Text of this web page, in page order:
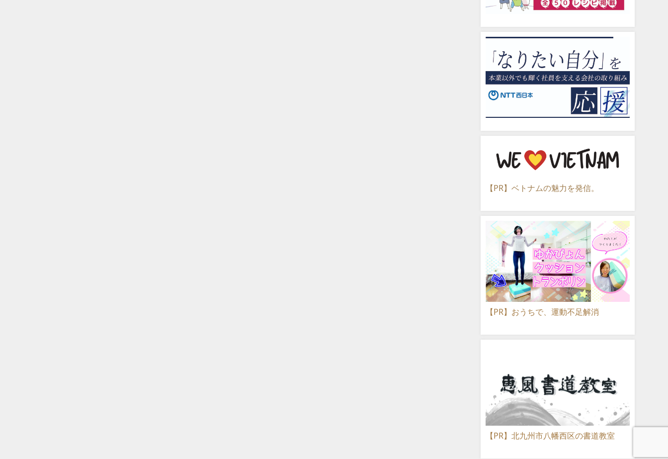
【PR】ベトナムの魅力を発信。
【PR】おうちで、運動不足解消
【PR】北九州市八幡西区の書道教室